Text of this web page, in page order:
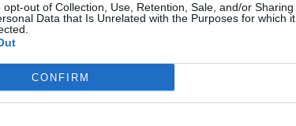
opt-out of Collection, Use, Retention, Sale, and/or Sharing
Data that Is Unrelated with the Purposes for which it
CONFIRM